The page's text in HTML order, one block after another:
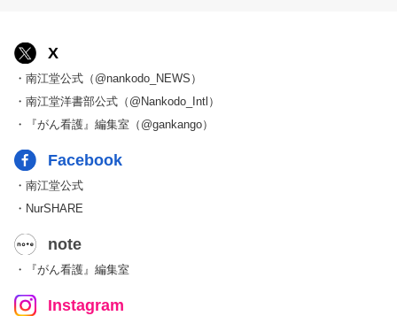
X
・南江堂公式（@nankodo_NEWS）
・南江堂洋書部公式（@Nankodo_Intl）
・『がん看護』編集室（@gankango）
Facebook
・南江堂公式
・NurSHARE
note
・『がん看護』編集室
Instagram